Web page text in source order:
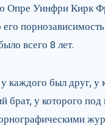
Опре Уинфри Кирк
его
всего 8 лет.
у каждого был друг, у
брат, у которого под